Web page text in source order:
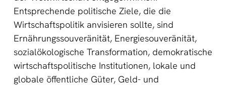
Entsprechende politische Ziele, die die
Wirtschaftspolitik anvisieren sollte, sind
Ernährungssouveränität, Energiesouveränität,
sozialökologische Transformation, demokratische
wirtschaftspolitische Institutionen, lokale und
globale öffentliche Güter, Geld- und